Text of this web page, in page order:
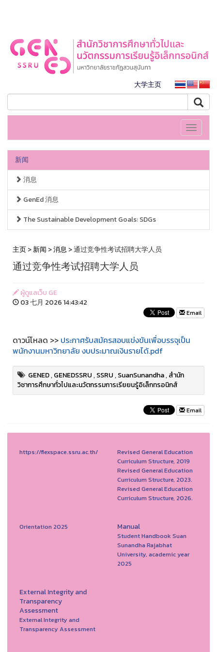
大学主页
Toggle
新闻
消息
GenEd 消息
The Sustainable Development Goals: SDGs
主页>新闻 >消息> 通过竞争性考试招聘大学人员
通过竞争性考试招聘大学人员
ผู้ดูแลเว็บ GE
03 七月 2026 14:43:42
Email
ดาวน์โหลด >> ประกาศรับสมัครสอบแข่งขันเพื่อบรรจุเป็น
พนักงานมหาวิทยาลัย งบประมาณเงินรายได้.pdf
GENED,GENEDSSRU,SSRU,SuanSunandha,สำนัก
วิชาการศึกษาทั่วไปและนวัตกรรมการเรียยนรู้อิเล็กทรอนิกส์
Email
https://flexspace.ssru.ac.th/
Revised General Education
Curriculum Structure, 2019
Revised General Education
Curriculum Structure, 2023.
Revised General Education
Curriculum Structure, 2026.
Orientation 2025 Manual
Student Handbook Suan
Sunandha Rajabhat
University, academic year
2025
External Integrity and
Transparency
Assessment
External Integrity and
Transparency Assessment